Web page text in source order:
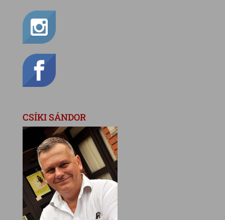
CSÍKI SÁNDOR